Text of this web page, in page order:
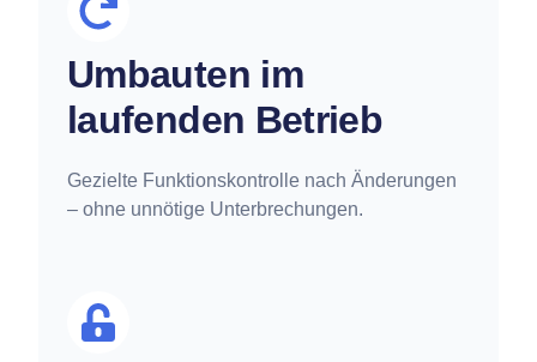
Umbauten im
laufenden Betrieb
Gezielte Funktionskontrolle nach Änderungen
– ohne unnötige Unterbrechungen.